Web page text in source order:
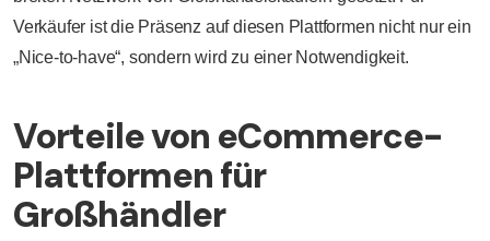
Verkäufer ist die Präsenz auf diesen Plattformen nicht nur ein
„Nice-to-have“, sondern wird zu einer Notwendigkeit.
Vorteile von eCommerce-
Plattformen für
Großhändler